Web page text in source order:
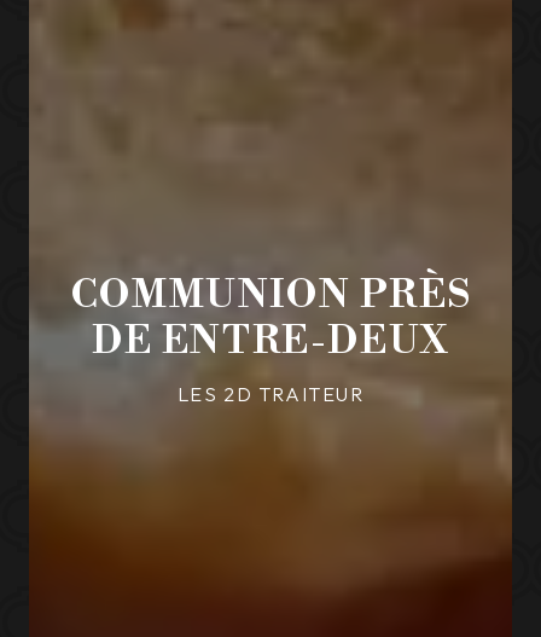
COMMUNION PRÈS
DE ENTRE-DEUX
LES 2D TRAITEUR